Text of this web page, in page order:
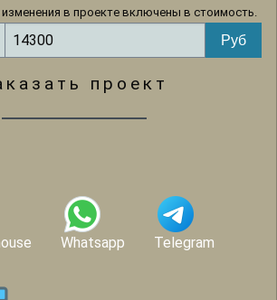
в проекте включены в стоимость.
проект
Whatsapp Telegram